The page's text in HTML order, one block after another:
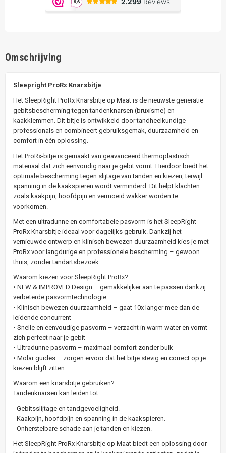
Omschrijving
Sleepright ProRx Knarsbitje
Het SleepRight ProRx Knarsbitje op Maat is de nieuwste generatie
gebitsbescherming tegen tandenknarsen (bruxisme) en
kaakklemmen. Dit bitje is ontwikkeld door tandheelkundige
professionals en combineert gebruiksgemak, duurzaamheid en
comfort in één oplossing.
Het ProRx-bitje is gemaakt van geavanceerd thermoplastisch
materiaal dat zich eenvoudig naar je gebit vormt. Hierdoor biedt het
optimale bescherming tegen slijtage van tanden en kiezen, terwijl
spanning in de kaakspieren wordt verminderd. Dit helpt klachten
zoals kaakpijn, hoofdpijn en vermoeid wakker worden te
voorkomen.
Met een ultradunne en comfortabele pasvorm is het SleepRight
ProRx Knarsbitje ideaal voor dagelijks gebruik. Dankzij het
vernieuwde ontwerp en klinisch bewezen duurzaamheid kies je met
ProRx voor langdurige en professionele bescherming – gewoon
thuis, zonder tandartsbezoek.
Waarom kiezen voor SleepRight ProRx?
• NEW & IMPROVED Design – gemakkelijker aan te passen dankzij
verbeterde pasvormtechnologie
• Klinisch bewezen duurzaamheid – gaat 10x langer mee dan de
leidende concurrent
• Snelle en eenvoudige pasvorm – verzacht in warm water en vormt
zich perfect naar je gebit
• Ultradunne pasvorm – maximaal comfort zonder bulk
• Molar guides – zorgen ervoor dat het bitje stevig en correct op je
kiezen blijft zitten
Waarom een knarsbitje gebruiken?
Tandenknarsen kan leiden tot:
- Gebitsslijtage en tandgevoeligheid.
- Kaakpijn, hoofdpijn en spanning in de kaakspieren.
- Onherstelbare schade aan je tanden en kiezen.
Het SleepRight ProRx Knarsbitje op Maat biedt een oplossing door